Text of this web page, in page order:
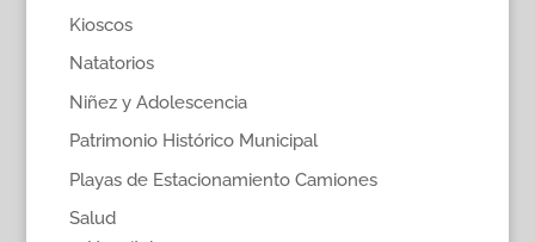
Kioscos
Natatorios
Niñez y Adolescencia
Patrimonio Histórico Municipal
Playas de Estacionamiento Camiones
Salud